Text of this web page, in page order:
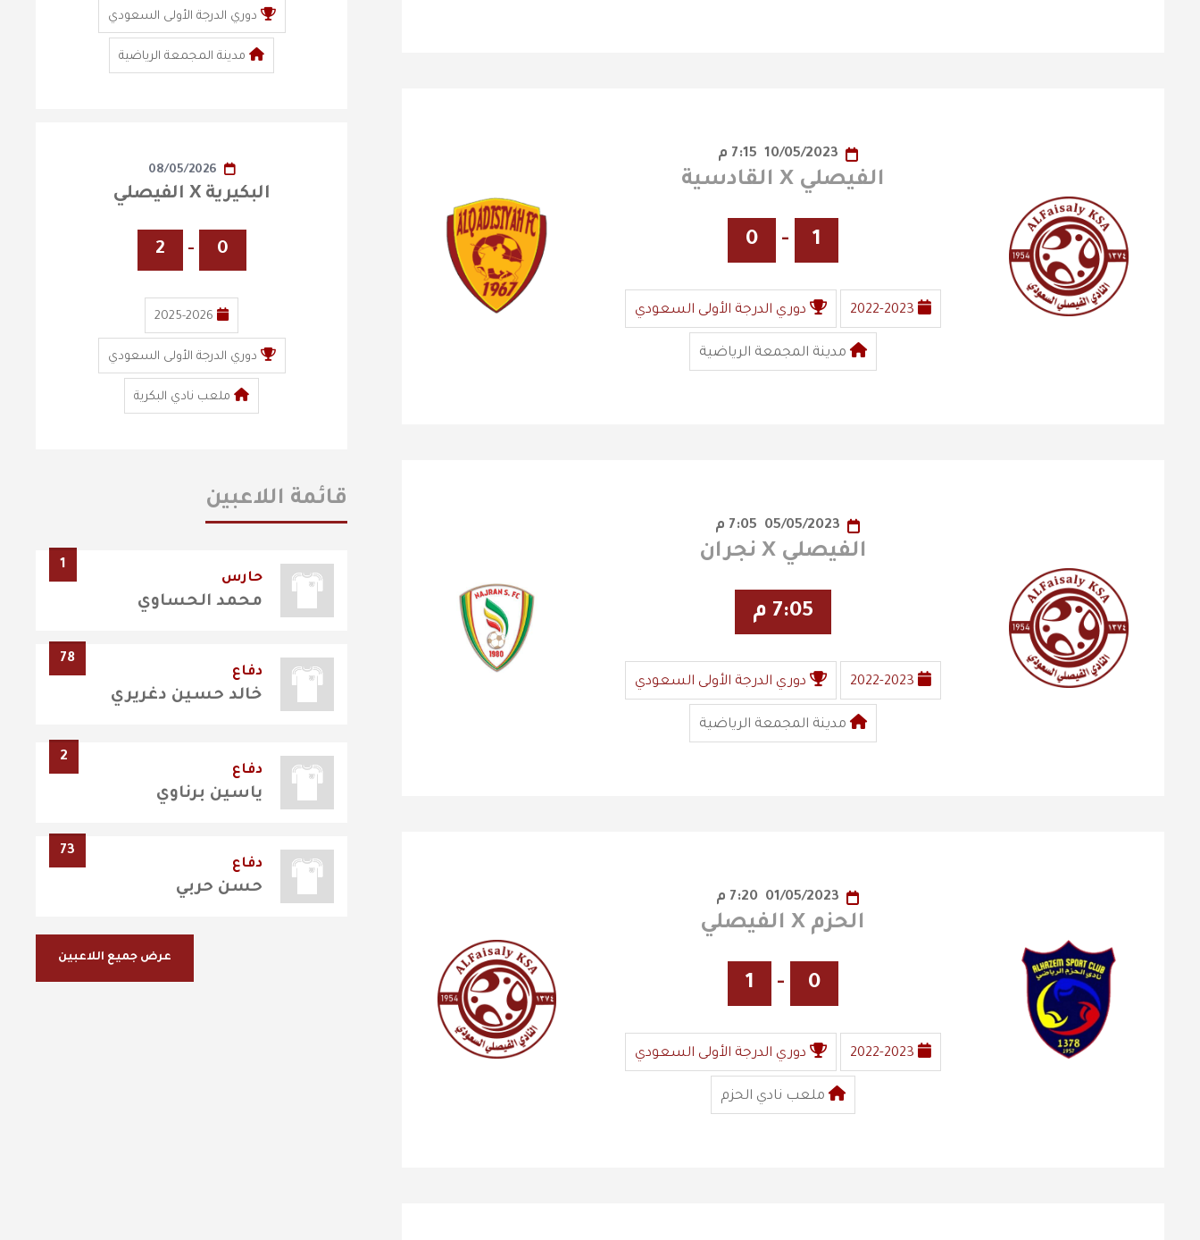
الفيصلي X القادسية
1
-
0
2022-2023 دوري الدرجة الأولى السعودي
مدينة المجمعة الرياضية
الفيصلي X نجران
7:05 م
2022-2023 دوري الدرجة الأولى السعودي
مدينة المجمعة الرياضية
الحزم X الفيصلي
0
-
1
2022-2023 دوري الدرجة الأولى السعودي
ملعب نادي الحزم
دوري الدرجة الأولى السعودي
مدينة المجمعة الرياضية
08/05/2026
البكيرية X الفيصلي
0
-
2
2025-2026
دوري الدرجة الأولى السعودي
ملعب نادي البكرية
قائمة اللاعبين
1
حارس
محمد الحساوي
78
دفاع
خالد حسين دغريري
2
دفاع
ياسين برناوي
73
دفاع
حسن حربي
عرض جميع اللاعبين